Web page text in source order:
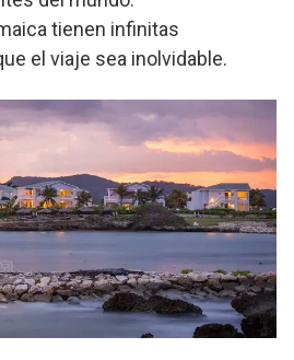
tienen infinitas
el viaje sea inolvidable.